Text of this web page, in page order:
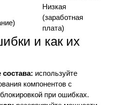
Низкая
(заработная
плата)
и как их
состава: используйте
компонентов с
при ошибках.